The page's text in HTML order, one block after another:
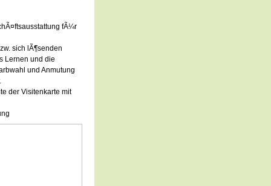
fÃ¼r
sich lÃ¶senden
Lernen und die
und Anmutung
der Visitenkarte mit